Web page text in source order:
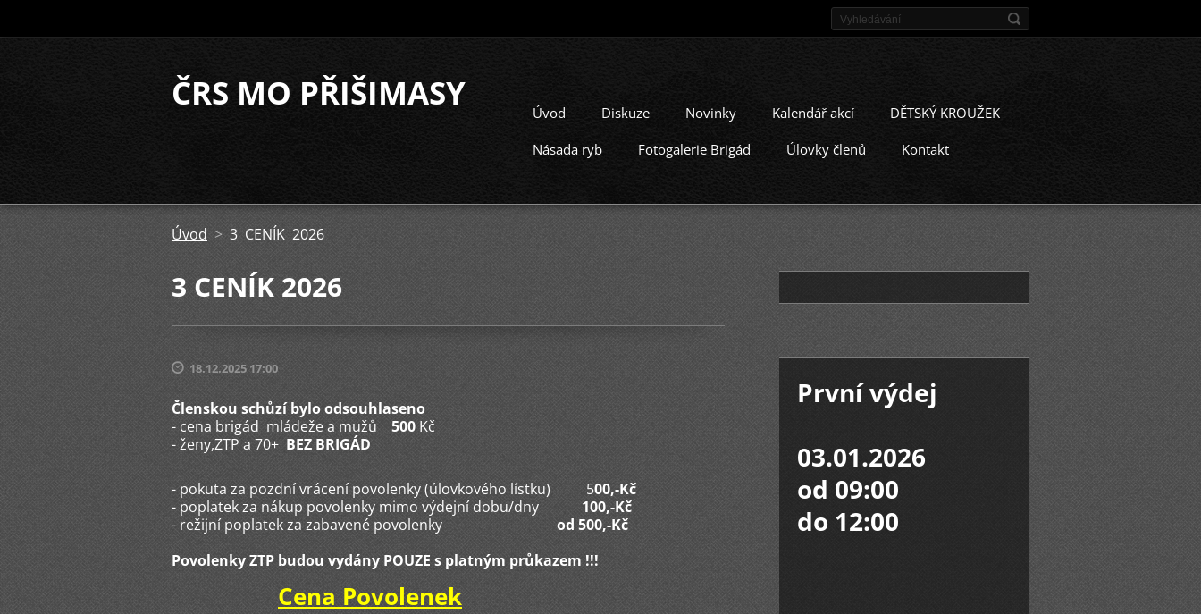
ČRS MO PŘIŠIMASY Úvod Diskuze Novinky Kalendář akcí DĚTSKÝ KROUŽEK
Násada ryb Fotogalerie Brigád Úlovky členů Kontakt
Úvod >3 CENÍK 2026
3 CENÍK 2026
18.12.2025 17:00
Členskou schůzí bylo odsouhlaseno
- cena brigád mládeže a mužů 500 Kč
- ženy,ZTP a 70+ BEZ BRIGÁD
- pokuta za pozdní vrácení povolenky (úlovkového lístku) 500,-Kč
- poplatek za nákup povolenky mimo výdejní dobu/dny100,-Kč
- režijní poplatek za zabavené povolenky od 500,-Kč
Povolenky ZTP budou vydány POUZE s platným průkazem !!!
Cena Povolenek
První výdej
03.01.2026
od 09:00
do 12:00